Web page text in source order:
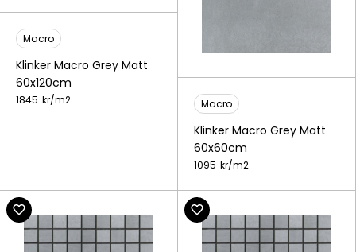
Macro
Klinker Macro Grey Matt
60x120cm
1845 kr/m2 Macro
Klinker Macro Grey Matt
60x60cm
1095 kr/m2